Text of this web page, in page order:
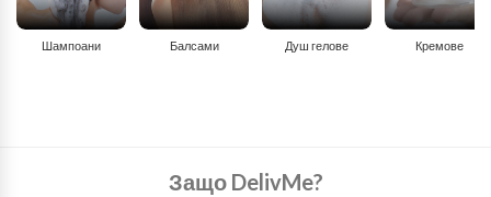
Шампоани Балсами Душ гелове Кремове
Защо DelivMe?